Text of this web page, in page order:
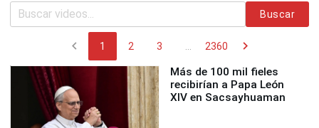
Buscar
chevron_left 1 2 3 2360 chevron_right
Más de 100 mil fieles
recibirían a Papa León
XIV en Sacsayhuaman